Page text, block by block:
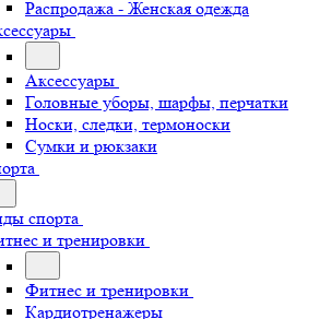
Распродажа - Женская одежда
Аксессуары
Головные уборы, шарфы, перчатки
Носки, следки, термоноски
Сумки и рюкзаки
спорта
и тренировки
Фитнес и тренировки
Кардиотренажеры